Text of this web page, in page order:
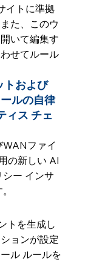
イトに準拠
た、このウ
いて編集す
せてルール
トおよび
ルの自律
ィス チェ
WANファイ
の新しい AI
ー インサ
トを生成し
ョンが設定
ル ルールを